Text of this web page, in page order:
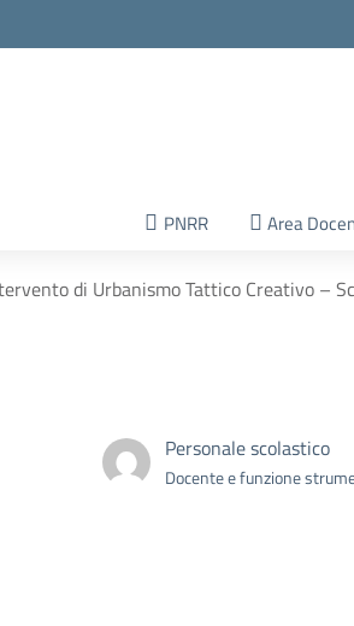
PNRR Area
di Urbanismo Tattico Creativo –
Personale scolastico
Docente e funzione